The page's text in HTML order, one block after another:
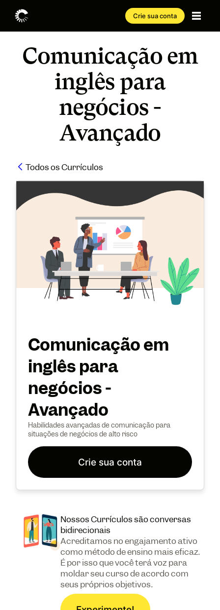
Crie sua conta
Comunicação em
inglês para
negócios -
Avançado
Todos os Currículos
Comunicação em
inglês para
negócios -
Avançado
Habilidades avançadas de comunicação para
situações de negócios de alto risco
Crie sua conta
Nossos Currículos são conversas
bidirecionais
Acreditamos no engajamento ativo
como método de ensino mais eficaz.
É por isso que você terá voz para
moldar seu curso de acordo com
seus próprios objetivos.